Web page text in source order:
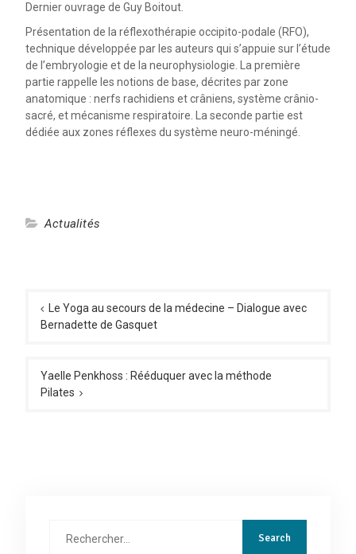
Dernier ouvrage de Guy Boitout.
Présentation de la réflexothérapie occipito-podale (RFO),
technique développée par les auteurs qui s’appuie sur l’étude
de l’embryologie et de la neurophysiologie. La première
partie rappelle les notions de base, décrites par zone
anatomique : nerfs rachidiens et crâniens, système crânio-
sacré, et mécanisme respiratoire. La seconde partie est
dédiée aux zones réflexes du système neuro-méningé.
Actualités
de
l’article
Le Yoga au secours de la médecine – Dialogue avec
Bernadette de Gasquet
Yaelle Penkhoss : Rééduquer avec la méthode
Pilates